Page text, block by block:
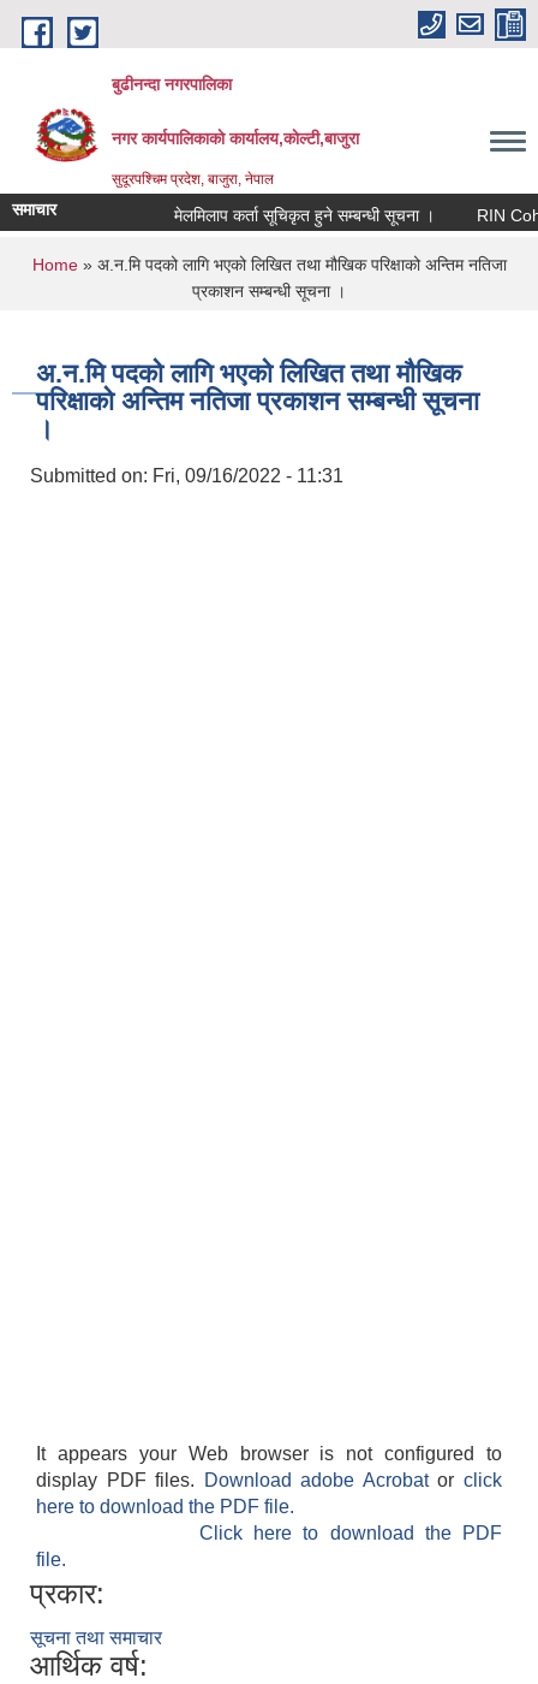
Skip to main content
बुढीनन्दा नगरपालिका
नगर कार्यपालिकाकाे कार्यालय,काेल्टी,बाजुरा
सुदूरपश्चिम प्रदेश, बाजुरा, नेपाल
समाचार मेलमिलाप कर्ता सूचिकृत हुने सम्बन्धी सूचना । RIN Cohor
You are here
Home» अ.न.मि पदको लागि भएको लिखित तथा मौखिक परिक्षाको अन्तिम नतिजा
प्रकाशन सम्बन्धी सूचना ।
अ.न.मि पदको लागि भएको लिखित तथा मौखिक
परिक्षाको अन्तिम नतिजा प्रकाशन सम्बन्धी सूचना
।
Submitted on: Fri, 09/16/2022 - 11:31
It appears your Web browser is not configured to
display PDF files.
Download adobe Acrobatorclick
here to download the PDF file.
Click here to download the PDF
file.
प्रकार:
सूचना तथा समाचार
आर्थिक वर्ष: